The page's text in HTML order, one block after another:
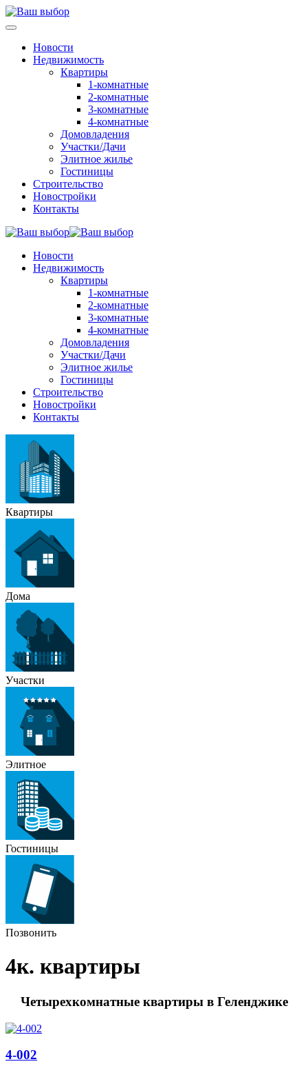
Новости
Недвижимость
Квартиры
1-комнатные
2-комнатные
3-комнатные
4-комнатные
Домовладения
Участки/Дачи
Элитное жилье
Гостиницы
Строительство
Новостройки
Контакты
Новости
Недвижимость
Квартиры
1-комнатные
2-комнатные
3-комнатные
4-комнатные
Домовладения
Участки/Дачи
Элитное жилье
Гостиницы
Строительство
Новостройки
Контакты
Квартиры
Дома
Участки
Элитное
Гостиницы
Позвонить
4к. квартиры
Четырехкомнатные квартиры в Геленджике
4-002